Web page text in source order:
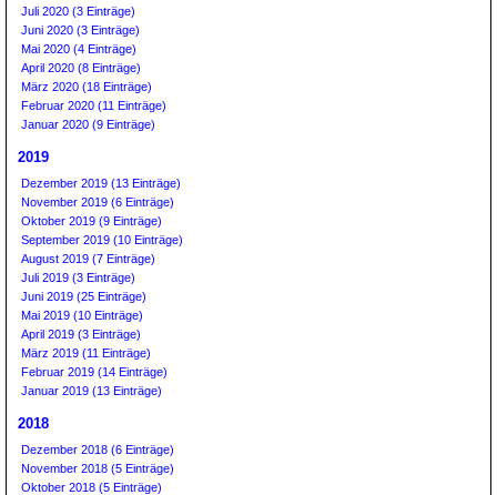
Juli 2020 (3 Einträge)
Juni 2020 (3 Einträge)
Mai 2020 (4 Einträge)
April 2020 (8 Einträge)
März 2020 (18 Einträge)
Februar 2020 (11 Einträge)
Januar 2020 (9 Einträge)
2019
Dezember 2019 (13 Einträge)
November 2019 (6 Einträge)
Oktober 2019 (9 Einträge)
September 2019 (10 Einträge)
August 2019 (7 Einträge)
Juli 2019 (3 Einträge)
Juni 2019 (25 Einträge)
Mai 2019 (10 Einträge)
April 2019 (3 Einträge)
März 2019 (11 Einträge)
Februar 2019 (14 Einträge)
Januar 2019 (13 Einträge)
2018
Dezember 2018 (6 Einträge)
November 2018 (5 Einträge)
Oktober 2018 (5 Einträge)